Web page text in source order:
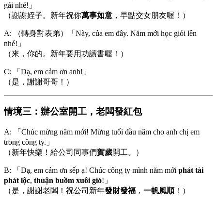
gái nhé!」
（謝謝姪子。新年祝你萬事如意 ，早點交女朋友喔！）
A: （轉身對表弟）「Này, của em đây. Năm mới học giỏi lên
nhé!」
（來，你的。新年要用功讀書喔！）
C: 「Dạ, em cảm ơn anh!」
（是，謝謝哥哥！）
情境三：辦公室開工，老闆發紅包
A: 「Chúc mừng năm mới! Mừng tuổi đầu năm cho anh chị em
trong công ty.」
（新年快樂！給公司同事們賀歲開工。）
B: 「Dạ, em cảm ơn sếp ạ! Chúc công ty mình năm mới phát tài
phát lộc, thuận buồm xuôi gió!」
（是，謝謝老闆！祝公司新年發財發福 ， 一帆風順！）